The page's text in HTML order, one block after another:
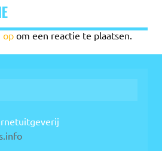
op om een reactie te plaatsen.